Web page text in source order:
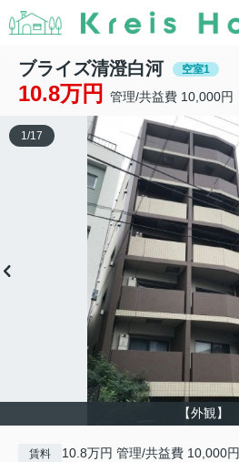
ブライズ清澄白河 空室1
10.8万円 管理/共益費 10,000円
【外観】
1/17
賃料 10.8万円 管理/共益費 10,000円